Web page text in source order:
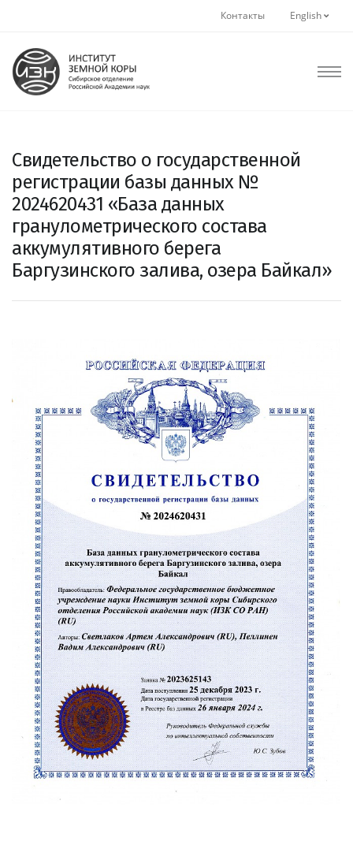
Контакты English
Свидетельство о государственной
регистрации базы данных №
2024620431 «База данных
гранулометрического состава
аккумулятивного берега
Баргузинского залива, озера Байкал»